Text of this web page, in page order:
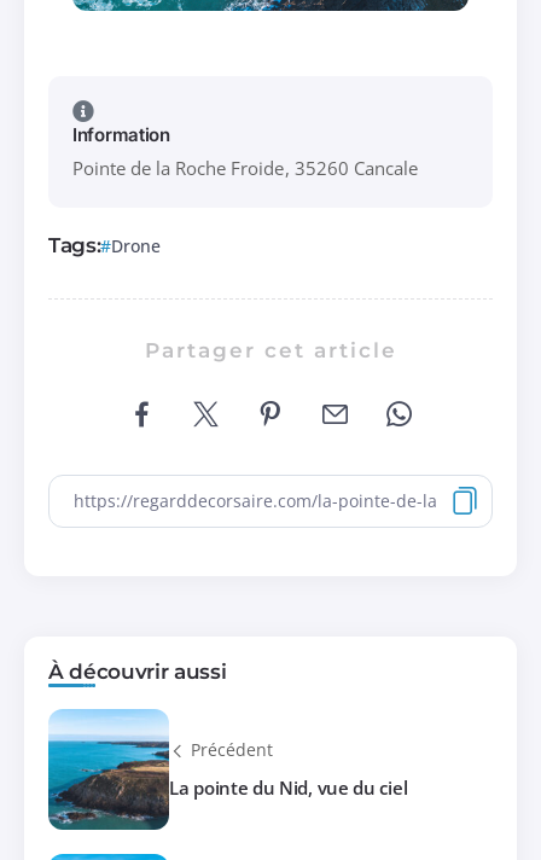
Information
Pointe de la Roche Froide, 35260 Cancale
Tags: Drone
Partager cet article
À découvrir aussi
Précédent
La pointe du Nid, vue du ciel